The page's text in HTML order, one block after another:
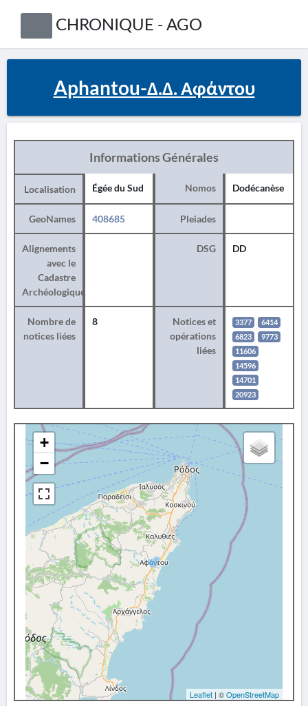
CHRONIQUE - AGO
Aphantou-Δ.Δ. Αφάντου
Informations Générales
Localisation Égée du Sud Nomos Dodécanèse
GeoNames 408685 Pleiades
Alignements
avec le
Cadastre
Archéologique
DSG DD
Nombre de
notices liées
8
Notices et
opérations
liées
3377
6414
6823
9773
11606
14596
14701
20923
+
−
Leaflet | ©OpenStreetMap